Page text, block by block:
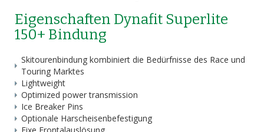
Eigenschaften Dynafit Superlite
150+ Bindung
Skitourenbindung kombiniert die Bedürfnisse des Race und
Touring Marktes
Lightweight
Optimized power transmission
Ice Breaker Pins
Optionale Harscheisenbefestigung